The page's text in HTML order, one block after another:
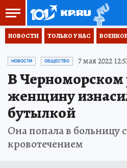
НОВОСТИ ТОЛЬКО У НАС
НОВОСТИ ОБЩЕСТВО 7 мая 2022
В Черноморском
женщину
бутылкой
Она попала в больницу
кровотечением